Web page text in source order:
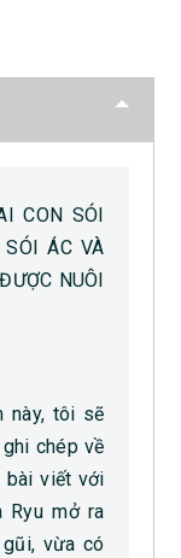
CON SÓI
ÁC VÀ
NUÔI
này, tôi sẽ
chép về
bài viết với
Ryu mở ra
vừa có